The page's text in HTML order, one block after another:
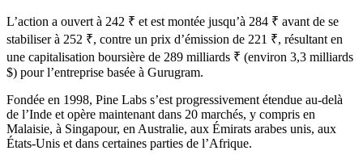
L’action a ouvert à 242 ₹ et est montée jusqu’à 284 ₹ avant de se
stabiliser à 252 ₹, contre un prix d’émission de 221 ₹, résultant en
une capitalisation boursière de 289 milliards ₹ (environ 3,3 milliards
$) pour l’entreprise basée à Gurugram.
Fondée en 1998, Pine Labs s’est progressivement étendue au-delà
de l’Inde et opère maintenant dans 20 marchés, y compris en
Malaisie, à Singapour, en Australie, aux Émirats arabes unis, aux
États-Unis et dans certaines parties de l’Afrique.